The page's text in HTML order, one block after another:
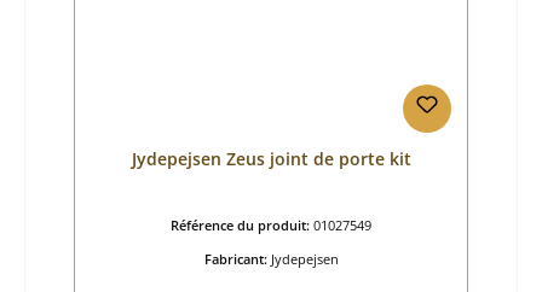
Jydepejsen Zeus joint de porte kit
Référence du produit: 01027549
Fabricant: Jydepejsen